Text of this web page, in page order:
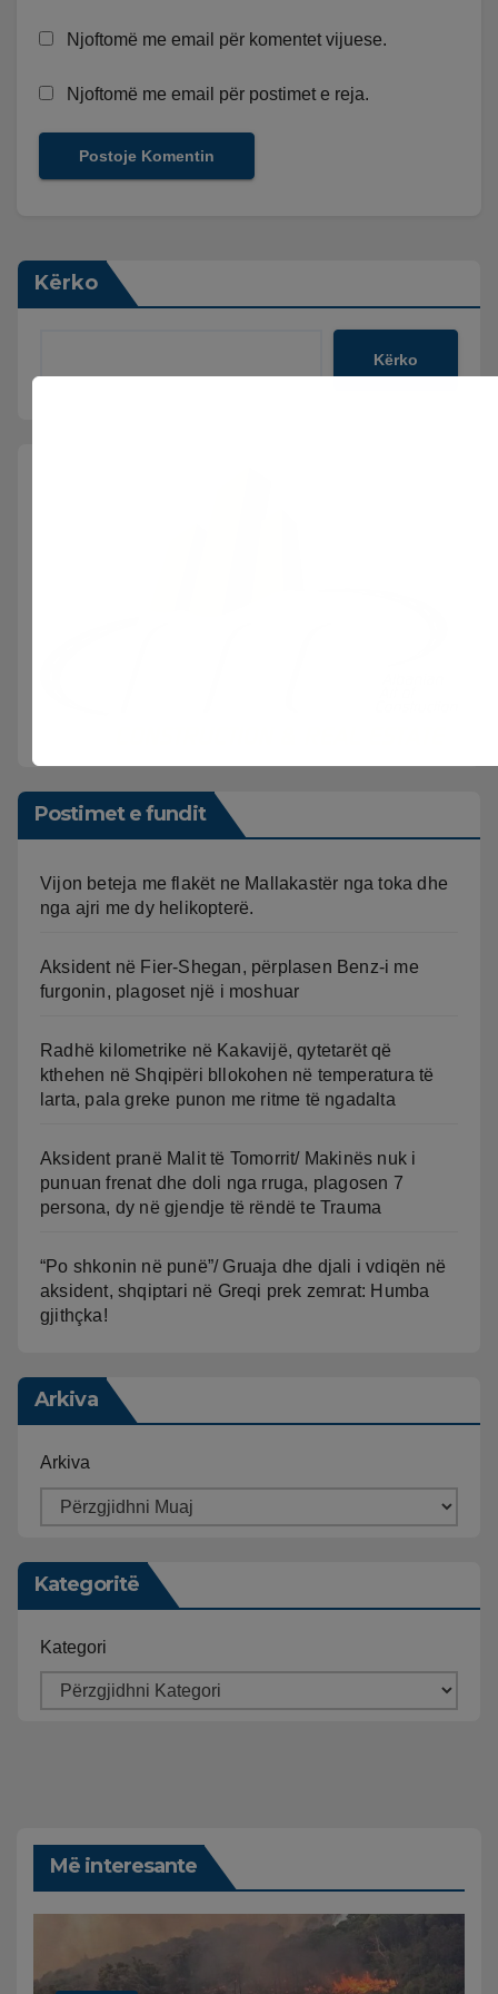
Njoftomë me email për komentet vijuese.
Njoftomë me email për postimet e reja.
Kërko
Kërko
Postimet e fundit
Vijon beteja me flakët ne Mallakastër nga toka dhe
nga ajri me dy helikopterë.
Aksident në Fier-Shegan, përplasen Benz-i me
furgonin, plagoset një i moshuar
Radhë kilometrike në Kakavijë, qytetarët që
kthehen në Shqipëri bllokohen në temperatura të
larta, pala greke punon me ritme të ngadalta
Aksident pranë Malit të Tomorrit/ Makinës nuk i
punuan frenat dhe doli nga rruga, plagosen 7
persona, dy në gjendje të rëndë te Trauma
“Po shkonin në punë”/ Gruaja dhe djali i vdiqën në
aksident, shqiptari në Greqi prek zemrat: Humba
gjithçka!
Arkiva
Arkiva
Kategoritë
Kategori
Më interesante